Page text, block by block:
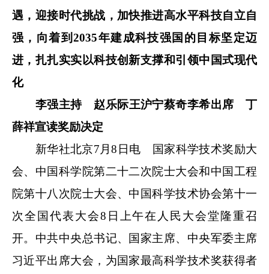
遇，迎接时代挑战，加快推进高水平科技自立自
强，向着到2035年建成科技强国的目标坚定迈
进，扎扎实实以科技创新支撑和引领中国式现代
化
李强主持 赵乐际王沪宁蔡奇李希出席 丁
薛祥宣读奖励决定
新华社北京7月8日电 国家科学技术奖励大
会、中国科学院第二十二次院士大会和中国工程
院第十八次院士大会、中国科学技术协会第十一
次全国代表大会8日上午在人民大会堂隆重召
开。中共中央总书记、国家主席、中央军委主席
习近平出席大会，为国家最高科学技术奖获得者